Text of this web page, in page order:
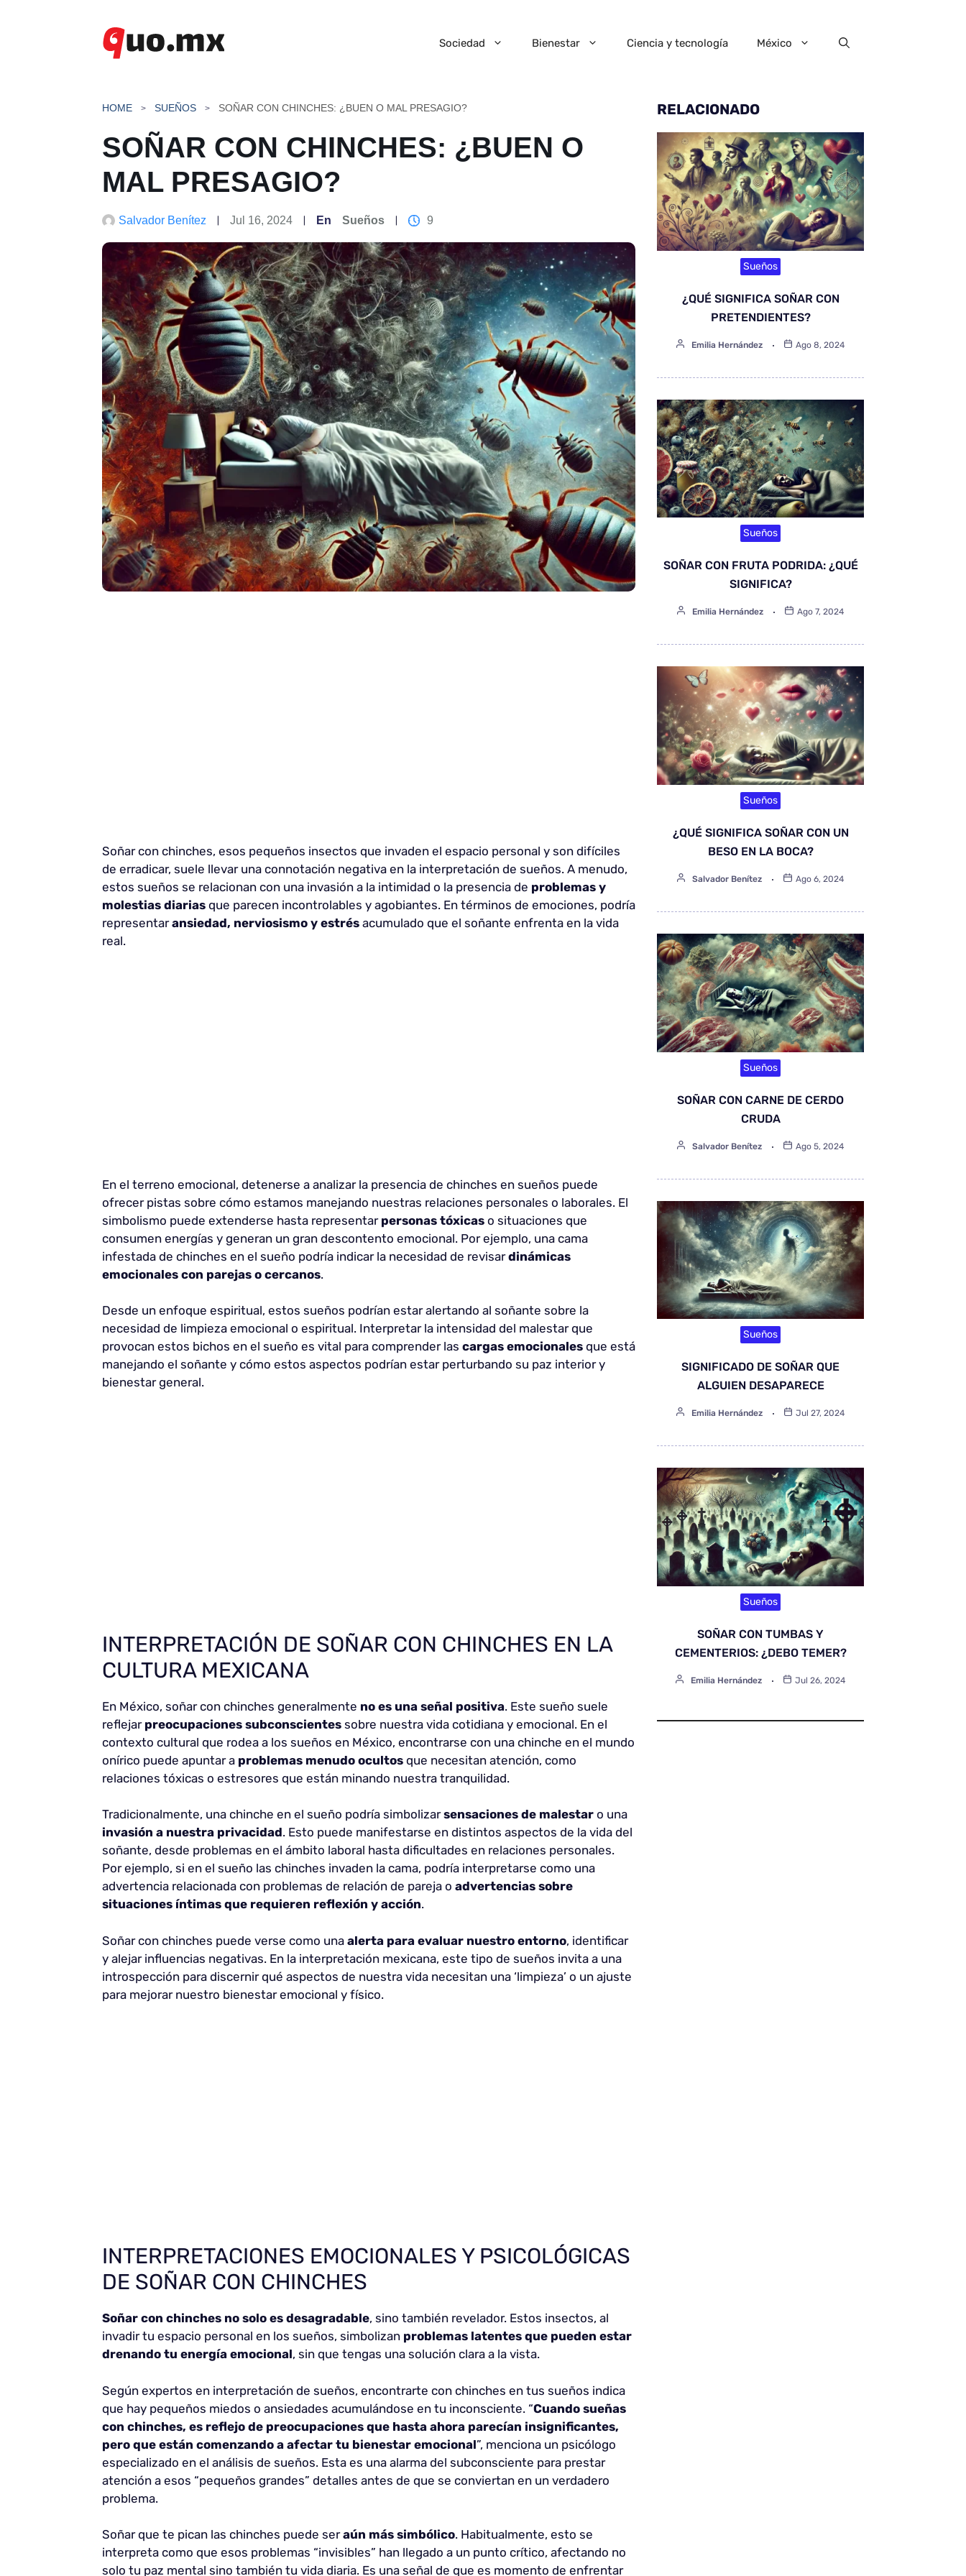
Sociedad Bienestar Ciencia y tecnología México
HOME SUEÑOS SOÑAR CON CHINCHES: ¿BUEN O MAL PRESAGIO?
SOÑAR CON CHINCHES: ¿BUEN O
MAL PRESAGIO?
Salvador Benítez Jul 16, 2024 En Sueños 9
Soñar con chinches, esos pequeños insectos que invaden el espacio personal y son difíciles
de erradicar, suele llevar una connotación negativa en la interpretación de sueños. A menudo,
estos sueños se relacionan con una invasión a la intimidad o la presencia de problemas y
molestias diarias que parecen incontrolables y agobiantes. En términos de emociones, podría
representaransiedad, nerviosismo y estrés acumulado que el soñante enfrenta en la vida
real.
En el terreno emocional, detenerse a analizar la presencia de chinches en sueños puede
ofrecer pistas sobre cómo estamos manejando nuestras relaciones personales o laborales. El
simbolismo puede extenderse hasta representar personas tóxicas o situaciones que
consumen energías y generan un gran descontento emocional. Por ejemplo, una cama
infestada de chinches en el sueño podría indicar la necesidad de revisardinámicas
emocionales con parejas o cercanos.
Desde un enfoque espiritual, estos sueños podrían estar alertando al soñante sobre la
necesidad de limpieza emocional o espiritual. Interpretar la intensidad del malestar que
provocan estos bichos en el sueño es vital para comprender las cargas emocionales que está
manejando el soñante y cómo estos aspectos podrían estar perturbando su paz interior y
bienestar general.
INTERPRETACIÓN DE SOÑAR CON CHINCHES EN LA
CULTURA MEXICANA
En México, soñar con chinches generalmente no es una señal positiva. Este sueño suele
reflejar preocupaciones subconscientes sobre nuestra vida cotidiana y emocional. En el
contexto cultural que rodea a los sueños en México, encontrarse con una chinche en el mundo
onírico puede apuntar a problemas menudo ocultos que necesitan atención, como
relaciones tóxicas o estresores que están minando nuestra tranquilidad.
Tradicionalmente, una chinche en el sueño podría simbolizarsensaciones de malestar o una
invasión a nuestra privacidad. Esto puede manifestarse en distintos aspectos de la vida del
soñante, desde problemas en el ámbito laboral hasta dificultades en relaciones personales.
Por ejemplo, si en el sueño las chinches invaden la cama, podría interpretarse como una
advertencia relacionada con problemas de relación de pareja o advertencias sobre
situaciones íntimas que requieren reflexión y acción.
Soñar con chinches puede verse como una alerta para evaluar nuestro entorno, identificar
y alejar influencias negativas. En la interpretación mexicana, este tipo de sueños invita a una
introspección para discernir qué aspectos de nuestra vida necesitan una ‘limpieza’ o un ajuste
para mejorar nuestro bienestar emocional y físico.
INTERPRETACIONES EMOCIONALES Y PSICOLÓGICAS
DE SOÑAR CON CHINCHES
Soñar con chinches no solo es desagradable, sino también revelador. Estos insectos, al
invadir tu espacio personal en los sueños, simbolizan problemas latentes que pueden estar
drenando tu energía emocional, sin que tengas una solución clara a la vista.
Según expertos en interpretación de sueños, encontrarte con chinches en tus sueños indica
que hay pequeños miedos o ansiedades acumulándose en tu inconsciente. “Cuando sueñas
con chinches, es reflejo de preocupaciones que hasta ahora parecían insignificantes,
pero que están comenzando a afectar tu bienestar emocional”, menciona un psicólogo
especializado en el análisis de sueños. Esta es una alarma del subconsciente para prestar
atención a esos “pequeños grandes” detalles antes de que se conviertan en un verdadero
problema.
Soñar que te pican las chinches puede seraún más simbólico. Habitualmente, esto se
interpreta como que esos problemas “invisibles” han llegado a un punto crítico, afectando no
solo tu paz mental sino también tu vida diaria. Es una señal de que es momento de enfrentar
RELACIONADO
Sueños
¿QUÉ SIGNIFICA SOÑAR CON
PRETENDIENTES?
Emilia Hernández Ago 8, 2024
Sueños
SOÑAR CON FRUTA PODRIDA: ¿QUÉ
SIGNIFICA?
Emilia Hernández Ago 7, 2024
Sueños
¿QUÉ SIGNIFICA SOÑAR CON UN
BESO EN LA BOCA?
Salvador Benítez Ago 6, 2024
Sueños
SOÑAR CON CARNE DE CERDO
CRUDA
Salvador Benítez Ago 5, 2024
Sueños
SIGNIFICADO DE SOÑAR QUE
ALGUIEN DESAPARECE
Emilia Hernández Jul 27, 2024
Sueños
SOÑAR CON TUMBAS Y
CEMENTERIOS: ¿DEBO TEMER?
Emilia Hernández Jul 26, 2024